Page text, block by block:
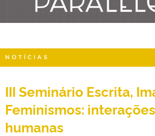
EDITAIS
INTERNACIONAL
PORTARIAS
NOTÍCIAS
III Seminário Escrita,
Feminismos:
humanas